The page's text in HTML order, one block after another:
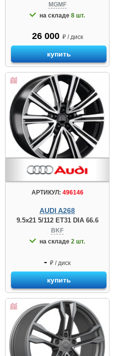
MGMF
на складе 8 шт.
26 000 ₽ / диск
купить
АРТИКУЛ: 496146
AUDI A268
9.5x21 5/112 ET31 DIA 66.6
BKF
на складе 2 шт.
- ₽ / диск
купить